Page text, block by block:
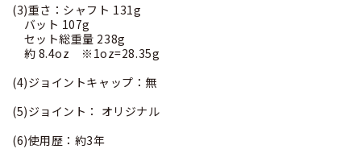
(3)重さ：シャフト 131g
バット 107g
セット総重量 238g
約 8.4oz ※1oz=28.35g
(4)ジョイントキャップ：無
(5)ジョイント： オリジナル
(6)使用歴：約3年